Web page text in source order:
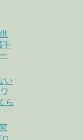
手
い
ら